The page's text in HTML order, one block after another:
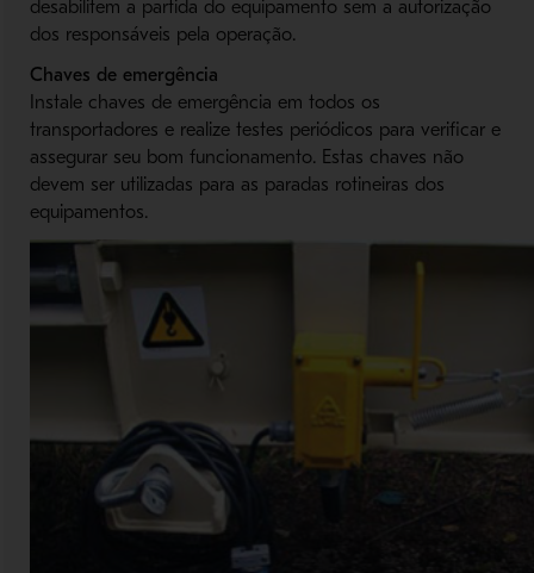
desabilitem a partida do equipamento sem a autorização
dos responsáveis pela operação.
Chaves de emergência
Instale chaves de emergência em todos os
transportadores e realize testes periódicos para verificar e
assegurar seu bom funcionamento. Estas chaves não
devem ser utilizadas para as paradas rotineiras dos
equipamentos.